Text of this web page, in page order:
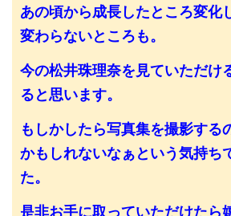
あの頃から成長したところ変化
変わらないところも。
今の松井珠理奈を見ていただけ
ると思います。
もしかしたら写真集を撮影する
かもしれないなぁという気持ち
た。
是非お手に取っていただけたら